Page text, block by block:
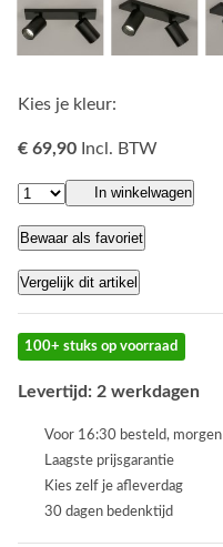
Kies je kleur:
€ 69,90 Incl. BTW
In winkelwagen
Bewaar als favoriet
Vergelijk dit artikel
100+ stuks op voorraad
Levertijd: 2 werkdagen
Voor 16:30 besteld, morgen
Laagste prijsgarantie
Kies zelf je afleverdag
30 dagen bedenktijd